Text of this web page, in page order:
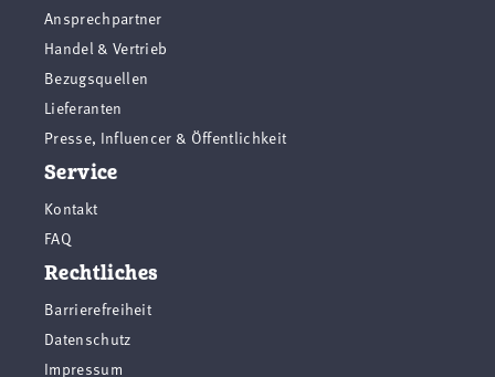
Ansprechpartner
Handel & Vertrieb
Bezugsquellen
Lieferanten
Presse, Influencer & Öffentlichkeit
Service
Kontakt
FAQ
Rechtliches
Barrierefreiheit
Datenschutz
Impressum